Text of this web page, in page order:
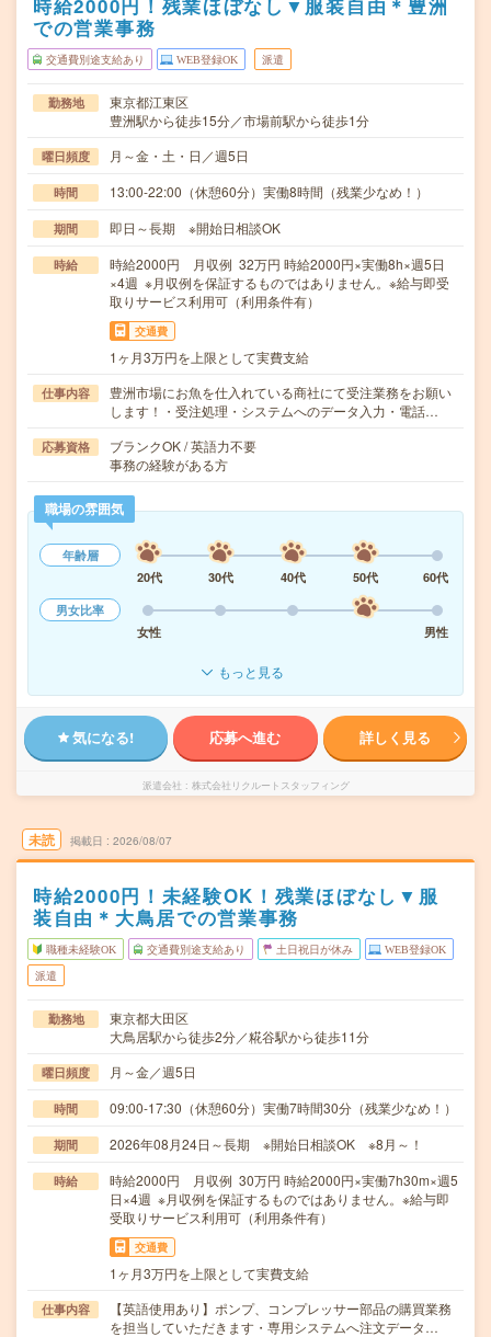
時給2000円！残業ほぼなし▼服装自由＊豊洲
での営業事務
交通費別途支給あり WEB登録OK 派遣
勤務地
東京都江東区
豊洲駅から徒歩15分／市場前駅から徒歩1分
曜日頻度 月～金・土・日／週5日
時間 13:00-22:00（休憩60分）実働8時間（残業少なめ！）
期間 即日～長期 ※開始日相談OK
時給
時給2000円 月収例 32万円 時給2000円×実働8h×週5日
×4週 ※月収例を保証するものではありません。※給与即受
取りサービス利用可（利用条件有）
交通費
1ヶ月3万円を上限として実費支給
仕事内容
豊洲市場にお魚を仕入れている商社にて受注業務をお願い
します！・受注処理・システムへのデータ入力・電話…
応募資格
ブランクOK / 英語力不要
事務の経験がある方
職場の雰囲気
年齢層
20代
30代 40代 50代
60代
男女比率
女性
男性
もっと見る
気になる! 応募へ進む 詳しく見る
派遣会社 株式会社リクルートスタッフィング
未読 掲載日 2026/08/07
時給2000円！未経験OK！残業ほぼなし▼服
装自由＊大鳥居での営業事務
職種未経験OK 交通費別途支給あり 土日祝日が休み WEB登録OK
派遣
勤務地
東京都大田区
大鳥居駅から徒歩2分／糀谷駅から徒歩11分
曜日頻度 月～金／週5日
時間 09:00-17:30（休憩60分）実働7時間30分（残業少なめ！）
期間 2026年08月24日～長期 ※開始日相談OK ※8月～！
時給
時給2000円 月収例 30万円 時給2000円×実働7h30m×週5
日×4週 ※月収例を保証するものではありません。※給与即
受取りサービス利用可（利用条件有）
交通費
1ヶ月3万円を上限として実費支給
仕事内容
【英語使用あり】ポンプ、コンプレッサー部品の購買業務
を担当していただきます・専用システムへ注文データ…